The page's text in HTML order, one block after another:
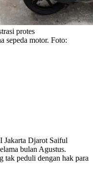
protes
sepeda motor. Foto:
Jakarta Djarot Saiful
bulan Agustus.
tak peduli dengan hak para